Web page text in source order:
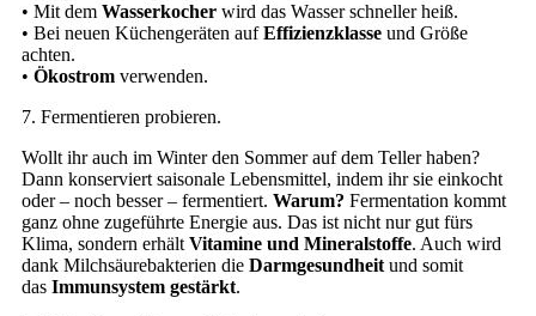
• Mit dem Wasserkocher wird das Wasser schneller heiß.
• Bei neuen Küchengeräten aufEffizienzklasse und Größe
achten.
• Ökostrom verwenden.
7. Fermentieren probieren.
Wollt ihr auch im Winter den Sommer auf dem Teller haben?
Dann konserviert saisonale Lebensmittel, indem ihr sie einkocht
oder – noch besser – fermentiert. Warum? Fermentation kommt
ganz ohne zugeführte Energie aus. Das ist nicht nur gut fürs
Klima, sondern erhält Vitamine und Mineralstoffe. Auch wird
dank Milchsäurebakterien die Darmgesundheit und somit
das Immunsystem gestärkt.